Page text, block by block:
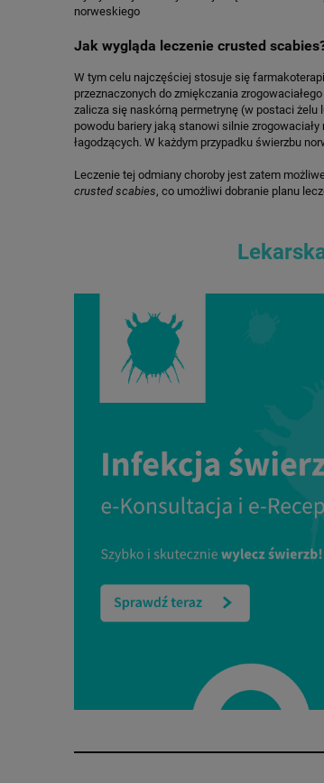
norweskiego
Jak wygląda leczenie crusted
W tym celu najczęściej stosuje się
przeznaczonych do zmiękczania
zalicza się naskórną permetrynę (w postaci żelu
powodu bariery jaką stanowi silnie
łagodzących. W każdym przypadku świerzbu
Leczenie tej odmiany choroby jest zatem
crusted scabies, co umożliwi dobranie planu